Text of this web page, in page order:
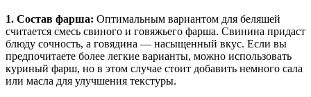
1. Состав фарша: Оптимальным вариантом для беляшей
считается смесь свиного и говяжьего фарша. Свинина придаст
блюду сочность, а говядина — насыщенный вкус. Если вы
предпочитаете более легкие варианты, можно использовать
куриный фарш, но в этом случае стоит добавить немного сала
или масла для улучшения текстуры.